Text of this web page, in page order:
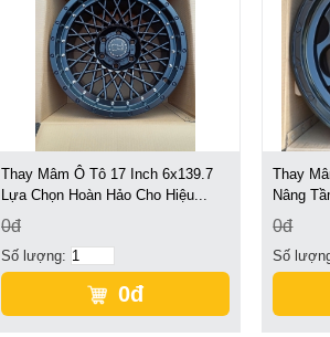
Thay Mâm Ô Tô 17 Inch 6x139.7
Lựa Chọn Hoàn Hảo Cho Hiệu...
0đ
Số lượng:
0đ
Thay
Nâng
0đ
Số